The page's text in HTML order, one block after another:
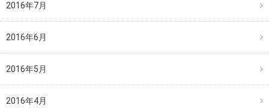
2016年7月
2016年6月
2016年5月
2016年4月